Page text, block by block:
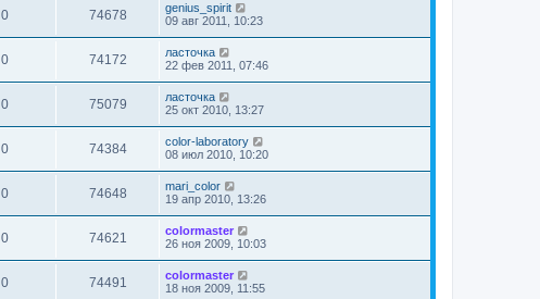
0 74678
genius_spirit
09 авг 2011, 10:23
0 74172
ласточка
22 фев 2011, 07:46
0 75079
ласточка
25 окт 2010, 13:27
0 74384
color-laboratory
08 июл 2010, 10:20
0 74648
mari_color
19 апр 2010, 13:26
0 74621
colormaster
26 ноя 2009, 10:03
0 74491
colormaster
18 ноя 2009, 11:55